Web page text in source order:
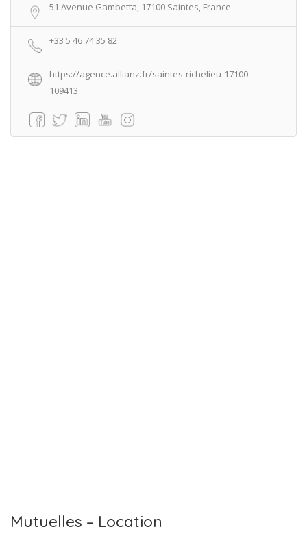
51 Avenue Gambetta, 17100 Saintes, France
+33 5 46 74 35 82
https://agence.allianz.fr/saintes-richelieu-17100-
109413
Mutuelles – Location